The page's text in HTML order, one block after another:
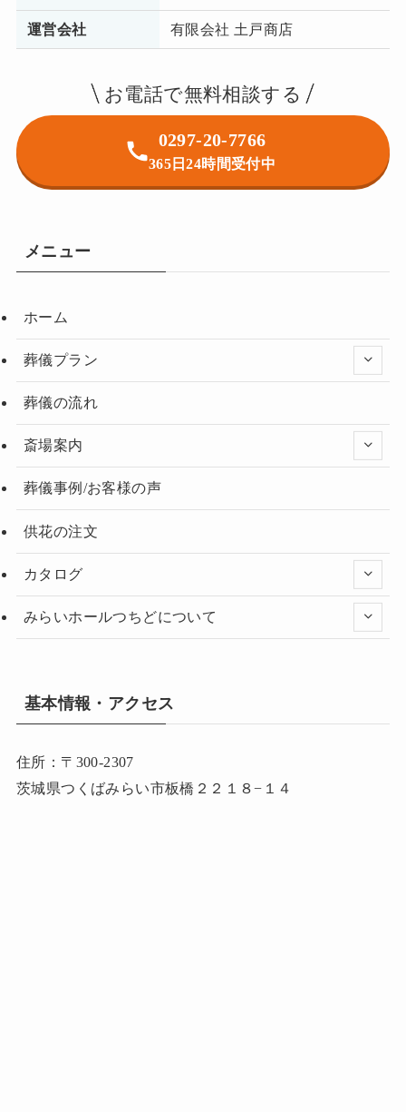
運営会社 有限会社 土戸商店
お電話で無料相談する
0297-20-7766
365日24時間受付中
メニュー
ホーム
葬儀プラン
葬儀の流れ
斎場案内
葬儀事例/お客様の声
供花の注文
カタログ
みらいホールつちどについて
基本情報・アクセス
住所：〒300-2307
茨城県つくばみらい市板橋２２１８−１４